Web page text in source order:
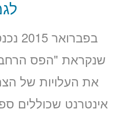
שנקראת "הפס
את העלויות של
אינטרנט שכוללים